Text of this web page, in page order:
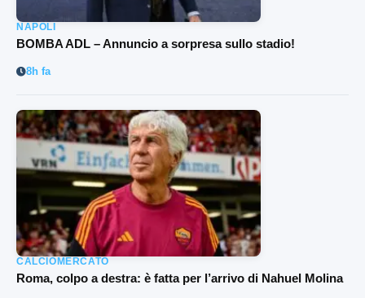
NAPOLI
BOMBA ADL – Annuncio a sorpresa sullo stadio!
8h fa
CALCIOMERCATO
Roma, colpo a destra: è fatta per l’arrivo di Nahuel Molina